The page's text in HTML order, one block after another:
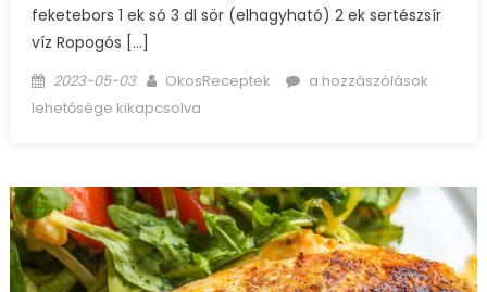
feketebors 1 ek só 3 dl sör (elhagyható) 2 ek sertészsír
víz Ropogós […]
Posted
on
2023-05-03 Author
OkosReceptek
Ropogós
a hozzászólások
lehetősége kikapcsolva